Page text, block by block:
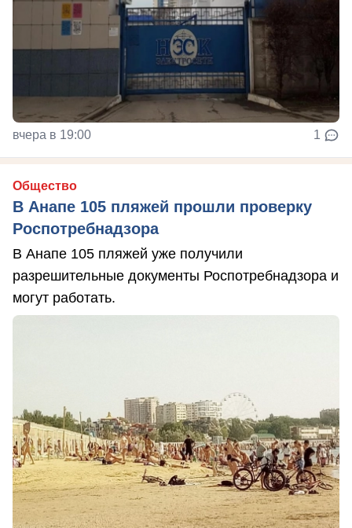
вчера в 19:00 1
Общество
В Анапе 105 пляжей прошли проверку
Роспотребнадзора
В Анапе 105 пляжей уже получили
разрешительные документы Роспотребнадзора и
могут работать.